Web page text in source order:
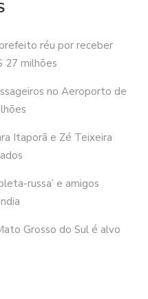
réu por receber
27 milhões
no Aeroporto de
Itaporã e Zé Teixeira
russa’ e amigos
Grosso do Sul é alvo